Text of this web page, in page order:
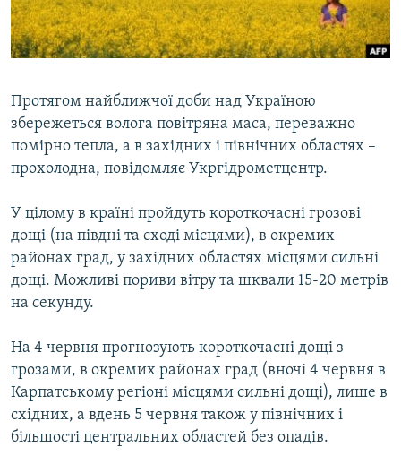
ВІДЕОУРОКИ «ELIFBE»
СВІДЧЕННЯ ОКУПАЦІЇ
Русский
Qırımtatar
ДОЛУЧАЙСЯ!
Протягом найближчої доби над Україною
збережеться волога повітряна маса, переважно
помірно тепла, а в західних і північних областях –
прохолодна, повідомляє Укргідрометцентр.
У цілому в країні пройдуть короткочасні грозові
дощі (на півдні та сході місцями), в окремих
районах град, у західних областях місцями сильні
дощі. Можливі пориви вітру та шквали 15-20 метрів
на секунду.
На 4 червня прогнозують короткочасні дощі з
грозами, в окремих районах град (вночі 4 червня в
Карпатському регіоні місцями сильні дощі), лише в
східних, а вдень 5 червня також у північних і
більшості центральних областей без опадів.